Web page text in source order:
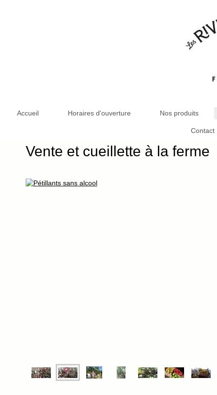
Accueil Horaires d'ouverture Nos produits
Contact
Vente et cueillette à la ferme